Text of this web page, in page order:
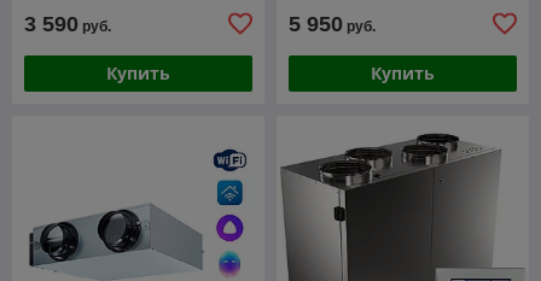
3 590 руб.
Купить
5 950 руб.
Купить